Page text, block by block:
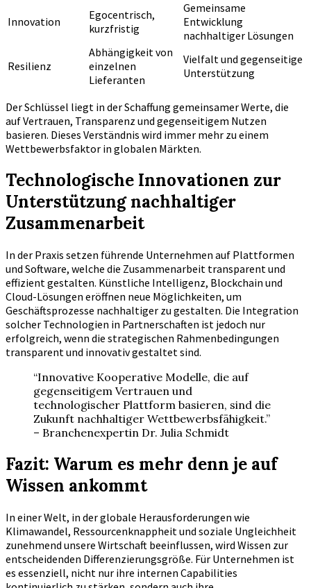
Innovation
Egocentrisch,
kurzfristig
Gemeinsame
Entwicklung
nachhaltiger Lösungen
Resilienz
Abhängigkeit von
einzelnen
Lieferanten
Vielfalt und gegenseitige
Unterstützung
Der Schlüssel liegt in der Schaffung gemeinsamer Werte, die
auf Vertrauen, Transparenz und gegenseitigem Nutzen
basieren. Dieses Verständnis wird immer mehr zu einem
Wettbewerbsfaktor in globalen Märkten.
Technologische Innovationen zur
Unterstützung nachhaltiger
Zusammenarbeit
In der Praxis setzen führende Unternehmen auf Plattformen
und Software, welche die Zusammenarbeit transparent und
effizient gestalten. Künstliche Intelligenz, Blockchain und
Cloud-Lösungen eröffnen neue Möglichkeiten, um
Geschäftsprozesse nachhaltiger zu gestalten. Die Integration
solcher Technologien in Partnerschaften ist jedoch nur
erfolgreich, wenn die strategischen Rahmenbedingungen
transparent und innovativ gestaltet sind.
“Innovative Kooperative Modelle, die auf
gegenseitigem Vertrauen und
technologischer Plattform basieren, sind die
Zukunft nachhaltiger Wettbewerbsfähigkeit.”
– Branchenexpertin Dr. Julia Schmidt
Fazit: Warum es mehr denn je auf
Wissen ankommt
In einer Welt, in der globale Herausforderungen wie
Klimawandel, Ressourcenknappheit und soziale Ungleichheit
zunehmend unsere Wirtschaft beeinflussen, wird Wissen zur
entscheidenden Differenzierungsgröße. Für Unternehmen ist
es essenziell, nicht nur ihre internen Capabilities